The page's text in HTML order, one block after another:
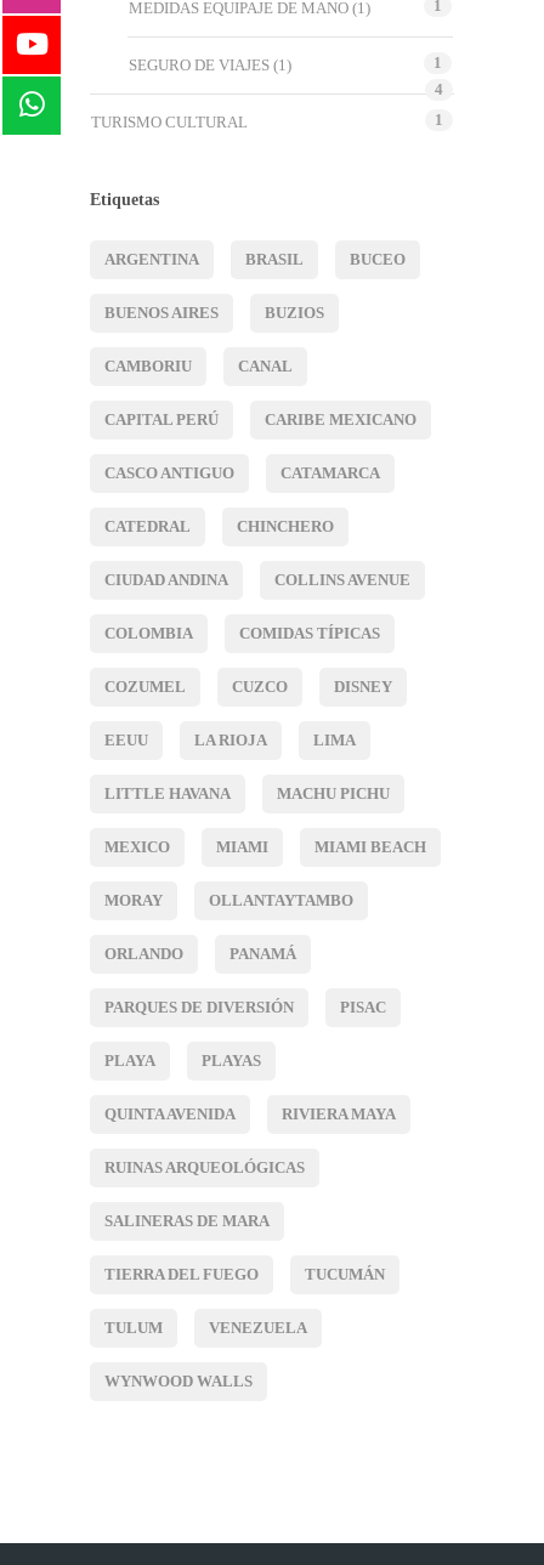
MEDIDAS EQUIPAJE DE MANO (1) 1
SEGURO DE VIAJES (1)
1
4
TURISMO CULTURAL
1
Etiquetas
ARGENTINA BRASIL BUCEO
BUENOS AIRES BUZIOS
CAMBORIU CANAL
CAPITAL PERÚ CARIBE MEXICANO
CASCO ANTIGUO CATAMARCA
CATEDRAL CHINCHERO
CIUDAD ANDINA COLLINS AVENUE
COLOMBIA COMIDAS TÍPICAS
COZUMEL CUZCO DISNEY
EEUU LA RIOJA LIMA
LITTLE HAVANA MACHU PICHU
MEXICO MIAMI MIAMI BEACH
MORAY OLLANTAYTAMBO
ORLANDO PANAMÁ
PARQUES DE DIVERSIÓN PISAC
PLAYA PLAYAS
QUINTA AVENIDA RIVIERA MAYA
RUINAS ARQUEOLÓGICAS
SALINERAS DE MARA
TIERRA DEL FUEGO TUCUMÁN
TULUM VENEZUELA
WYNWOOD WALLS